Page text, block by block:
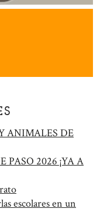
ANIMALES DE
PASO 2026 ¡YA A
escolares en un